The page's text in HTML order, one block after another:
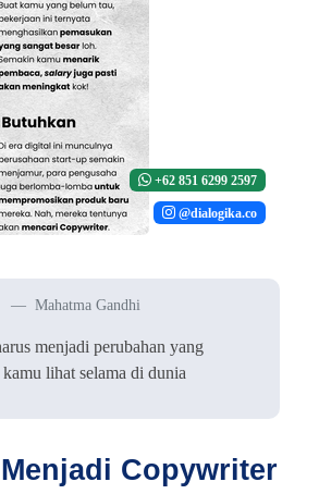
+62 851 6299 2597
@dialogika.co
Mahatma Gandhi
menjadi perubahan yang
lihat selama di dunia
Copywriter